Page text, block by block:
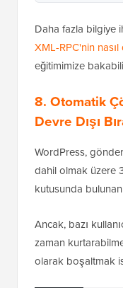
Daha fazla bilgiye
XML-RPC'nin nasıl
eğitimimize
8. Otomatik
Devre Dışı
WordPress,
dahil olmak üzere
kutusunda
Ancak, bazı
zaman
olarak boşaltmak